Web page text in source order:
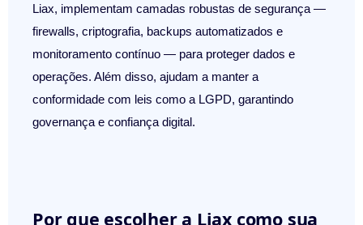
Liax, implementam camadas robustas de segurança —
firewalls, criptografia, backups automatizados e
monitoramento contínuo — para proteger dados e
operações. Além disso, ajudam a manter a
conformidade com leis como a LGPD, garantindo
governança e confiança digital.
Por que escolher a Liax como sua